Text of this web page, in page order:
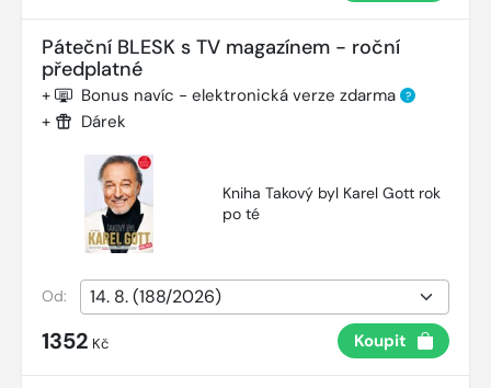
Páteční BLESK s TV magazínem - roční
předplatné
+ Bonus navíc - elektronická verze zdarma ?
+ Dárek
Kniha Takový byl Karel Gott rok
po té
Od:
1352 Kč Koupit